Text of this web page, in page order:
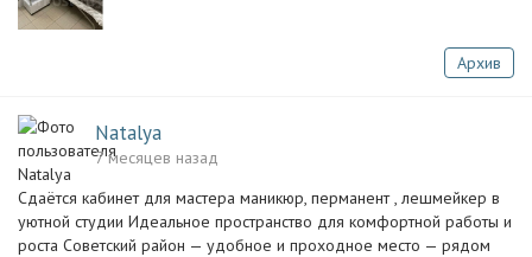
Архив
Natalya
7 месяцев назад
Сдаётся кабинет для мастера маникюр, перманент , лешмейкер в
уютной студии Идеальное пространство для комфортной работы и
роста Советский район — удобное и проходное место — рядом